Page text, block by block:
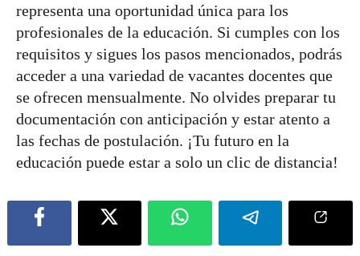
representa una oportunidad única para los
profesionales de la educación. Si cumples con los
requisitos y sigues los pasos mencionados, podrás
acceder a una variedad de vacantes docentes que
se ofrecen mensualmente. No olvides preparar tu
documentación con anticipación y estar atento a
las fechas de postulación. ¡Tu futuro en la
educación puede estar a solo un clic de distancia!